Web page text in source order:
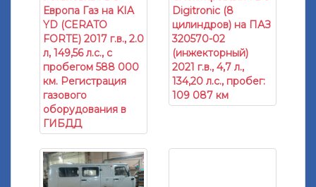
Европа Газ на KIA
YD (CERATO
FORTE) 2017 г.в., 2.0
л, 149,56 л.с., с
пробегом 588 000
км. Регистрация
газового
оборудования в
ГИБДД
Digitronic (8
цилиндров) на ПАЗ
320570-02
(инжекторный)
2021 г.в., 4,7 л.,
134,20 л.с., пробег:
109 087 км